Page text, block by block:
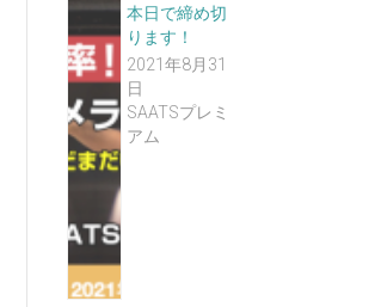
本日で締め切
ります！
2021年8月31
日
SAATSプレミ
アム